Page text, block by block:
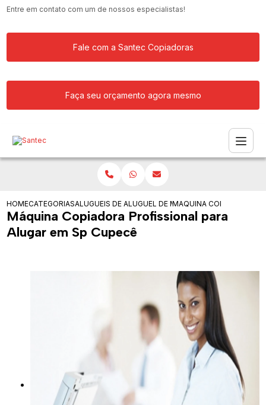
Entre em contato com um de nossos especialistas!
Fale com a Santec Copiadoras
Faça seu orçamento agora mesmo
HOMECATEGORIASALUGUEIS DE COPIADORASALUGUEL DE MAQUINA COPIADORA
MAQUINA COPIADORA
Máquina Copiadora Profissional para
Alugar em Sp Cupecê